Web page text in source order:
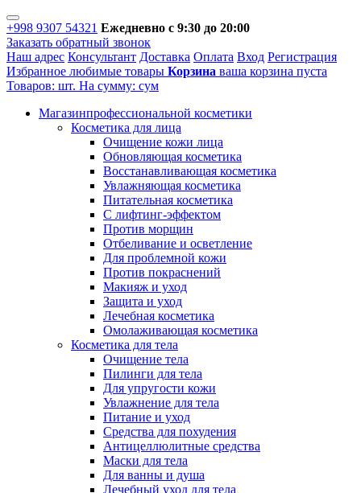
+998 9307 54321 Ежедневно с 9:30 до 20:00
Заказать обратный звонок
Наш адрес Консультант Доставка Оплата Вход Регистрация
Избранное любимые товары Корзина ваша корзина пуста
Товаров: шт. На сумму: сум
Магазинпрофессиональной косметики
Косметика для лица
Очищение кожи лица
Обновляющая косметика
Восстанавливающая косметика
Увлажняющая косметика
Питательная косметика
С лифтинг-эффектом
Против морщин
Отбеливание и осветление
Для проблемной кожи
Против покраснений
Макияж и уход
Защита и уход
Лечебная косметика
Омолаживающая косметика
Косметика для тела
Очищение тела
Пилинги для тела
Для упругости кожи
Увлажнение для тела
Питание и уход
Средства для похудения
Антицеллюлитные средства
Маски для тела
Для ванны и душа
Лечебный уход для тела